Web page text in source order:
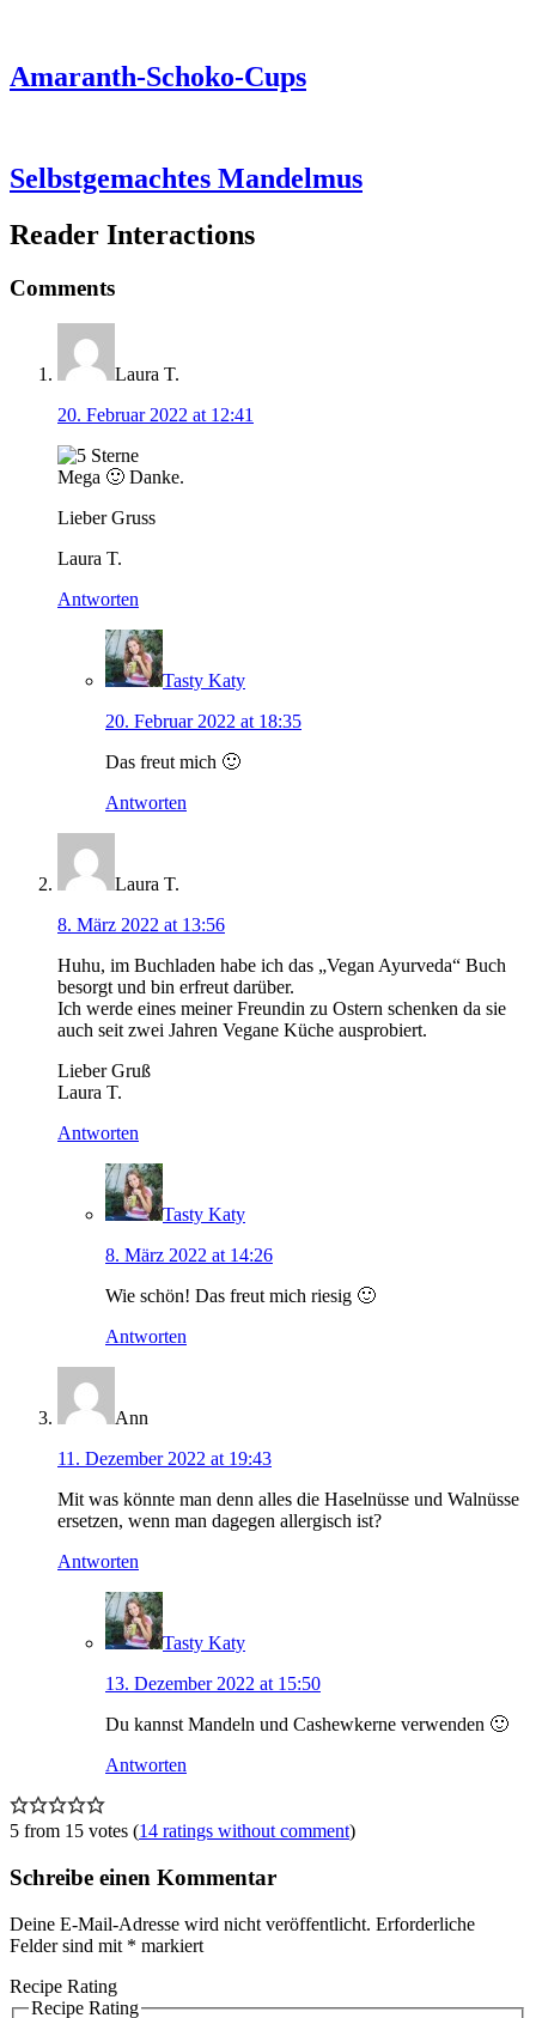
Amaranth-Schoko-Cups
Selbstgemachtes Mandelmus
Reader Interactions
Comments
Laura T.
20. Februar 2022 at 12:41
Mega 🙂 Danke.
Lieber Gruss
Laura T.
Antworten
Tasty Katy
20. Februar 2022 at 18:35
Das freut mich 🙂
Antworten
Laura T.
8. März 2022 at 13:56
Huhu, im Buchladen habe ich das „Vegan Ayurveda“ Buch
besorgt und bin erfreut darüber.
Ich werde eines meiner Freundin zu Ostern schenken da sie
auch seit zwei Jahren Vegane Küche ausprobiert.
Lieber Gruß
Laura T.
Antworten
Tasty Katy
8. März 2022 at 14:26
Wie schön! Das freut mich riesig 🙂
Antworten
Ann
11. Dezember 2022 at 19:43
Mit was könnte man denn alles die Haselnüsse und Walnüsse
ersetzen, wenn man dagegen allergisch ist?
Antworten
Tasty Katy
13. Dezember 2022 at 15:50
Du kannst Mandeln und Cashewkerne verwenden 🙂
Antworten
5 from 15 votes (14 ratings without comment)
Schreibe einen Kommentar
Deine E-Mail-Adresse wird nicht veröffentlicht. Erforderliche
Felder sind mit * markiert
Recipe Rating
Recipe Rating